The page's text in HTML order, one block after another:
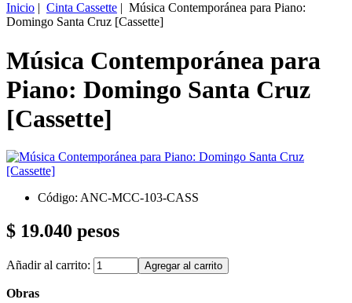
Inicio | Cinta Cassette | Música Contemporánea para Piano:
Domingo Santa Cruz [Cassette]
Música Contemporánea para
Piano: Domingo Santa Cruz
[Cassette]
Código: ANC-MCC-103-CASS
$ 19.040 pesos
Añadir al carrito:
Obras